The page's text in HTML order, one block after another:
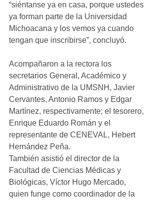
“siéntanse ya en casa, porque ustedes
ya forman parte de la Universidad
Michoacana y los vemos ya cuando
tengan que inscribirse”, concluyó.
Acompañaron a la rectora los
secretarios General, Académico y
Administrativo de la UMSNH, Javier
Cervantes, Antonio Ramos y Edgar
Martínez, respectivamente; el tesorero,
Enrique Eduardo Román y el
representante de CENEVAL, Hebert
Hernández Peña.
También asistió el director de la
Facultad de Ciencias Médicas y
Biológicas, Víctor Hugo Mercado,
quien funge como coordinador de la